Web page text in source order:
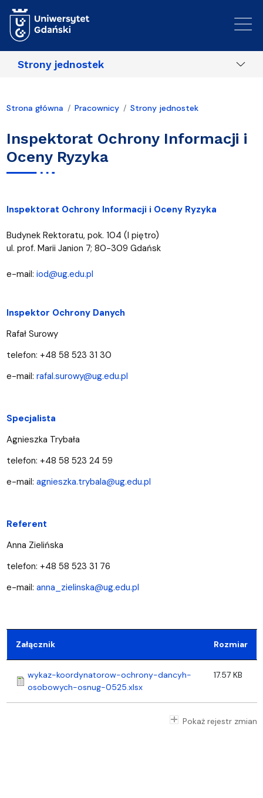
Strony jednostek
Strona główna Pracownicy Strony jednostek
Inspektorat Ochrony Informacji i
Oceny Ryzyka
​Inspektorat Ochrony Informacji i Oceny Ryzyka
Budynek Rektoratu, pok. 104 (I piętro)
ul. prof. Marii Janion 7; 80-309 Gdańsk
e-mail: iod@ug.edu.pl
​Inspektor Ochrony Danych
Rafał Surowy
telefon: +48 58 523 31 30
e-mail: rafal.surowy@ug.edu.pl
Specjalista
Agnieszka Trybała
telefon: +48 58 523 24 59
e-mail: agnieszka.trybala@ug.edu.pl
Referent
Anna Zielińska
telefon: +48 58 523 31 76
e-mail: anna_zielinska@ug.edu.pl
Załącznik Rozmiar
wykaz-koordynatorow-ochrony-dancyh-
osobowych-osnug-0525.xlsx
17.57 KB
Pokaż rejestr zmian